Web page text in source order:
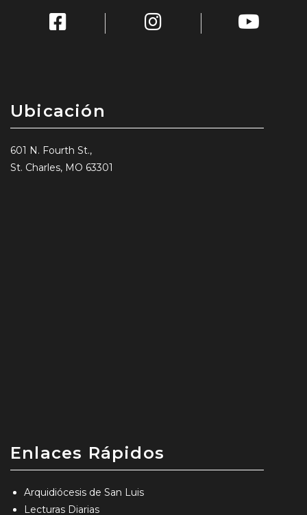
Ubicación
601 N. Fourth St.,
St. Charles, MO 63301
Enlaces Rápidos
Arquidiócesis de San Luis
Lecturas Diarias